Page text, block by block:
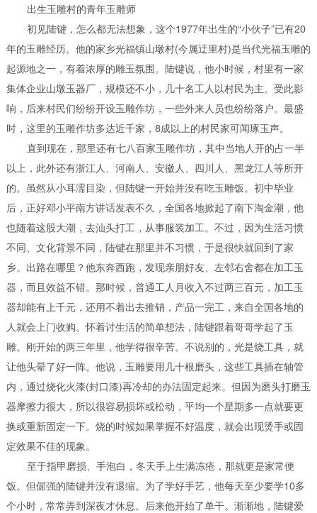
出生玉雕村的青年玉雕师
初见陆键，怎么都无法想象，这个1977年出生的“小伙子”已有20
年的玉雕经历。他的家乡光福镇山墩村(今属迂里村)是当代光福玉雕的
起源地之一，有着浓厚的雕玉氛围。 陆键说，他小时候，村里有一家
集体企业山墩玉器厂，规模还不小，几十名工人以村民为主。受此影
响，后来村民们纷纷开设玉雕作坊，一些外来人员也纷纷落户。最盛
时，这里的玉雕作坊多达近千家，8成以上的村民家可闻琢玉声。
直到现在，那里还有七八百家玉雕作坊，其中当地人开的占一半
以上，此外还有浙江人、河南人、安徽人、四川人、黑龙江人等所开
的。 虽然从小耳濡目染，但陆键一开始并没有吃玉雕饭。初中毕业
后，正好邓小平南方讲话发表不久，全国各地掀起了南下淘金潮，他
也随着这股大潮，去汕头打工，从事服装加工。 不过，因为生活习惯
不同、文化背景不同，陆键在那里并不习惯，于是很快就回到了家
乡。 出路在哪里？他东奔西跑，发现亲朋好友、左邻右舍都在加工玉
器，而且效益不错。那时候，普通工人月收入不过两三百元，加工玉
器却能有上千元，还用不着出去推销，产品一完工，来自全国各地的
人就会上门收购。怀着讨生活的简单想法，陆键跟着哥哥学起了玉
雕。刚开始的两三年里，他学得很辛苦。不说别的，光是烧工具，就
让他头晕了好一阵。 他说，玉雕要用几十根磨头，这些工具插在轴管
内，通过烧化火漆(封口漆)再冷却的办法固定起来。但因为磨头打磨玉
器摩擦力很大，所以很容易损坏或松动，平均一个星期多一点就要更
换或重新固定一下。烧的时候如果掌握不好温度，就会出现烫手或固
定效果不佳的现象。
至于指甲磨损、手泡白，冬天手上生满冻疮，那就更是家常便
饭。 但倔强的陆键并没有退缩。为了学好手艺，他每天至少要学10多
个小时，常常弄到深夜才休息。 后来他开始了单干。渐渐地，陆键爱